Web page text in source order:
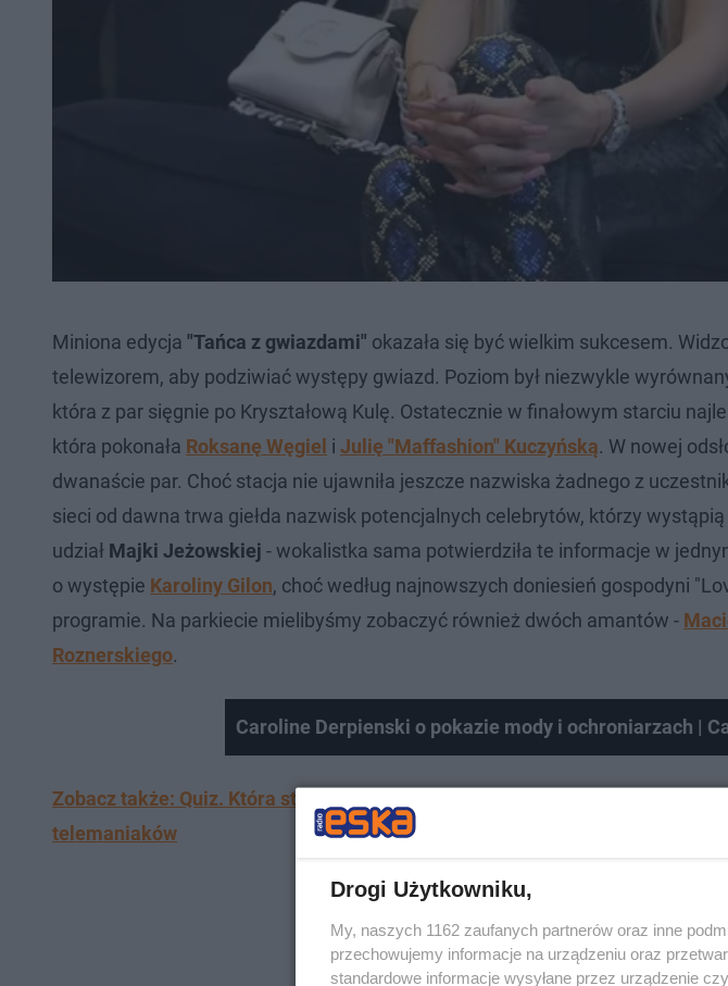
Miniona edycja "Tańca z gwiazdami" okazała się być wielkim sukcesem.
telewizorem, aby podziwiać występy gwiazd. Poziom był niezwykle
która z par sięgnie po Kryształową Kulę. Ostatecznie w finałowym starciu
która pokonała Roksanę Węgiel i Julię "Maffashion" Kuczyńską. W nowej
dwanaście par. Choć stacja nie ujawniła jeszcze nazwiska żadnego z
sieci od dawna trwa giełda nazwisk potencjalnych celebrytów, którzy
udział Majki Jeżowskiej - wokalistka sama potwierdziła te informacje w
o występie Karoliny Gilon, choć według najnowszych doniesień gospodyni
programie. Na parkiecie mielibyśmy zobaczyć również dwóch amantów -
Roznerskiego.
Caroline Derpienski o pokazie mody i ochroniarzach |
Zobacz także: Quiz. Która stacja emitowała ten program z lat 90.? Komplet
telemaniaków
Drogi Użytkowniku,
My, naszych 1162 zaufanych partnerów oraz inne
przechowujemy informacje na urządzeniu oraz
standardowe informacje wysyłane przez urządzenie